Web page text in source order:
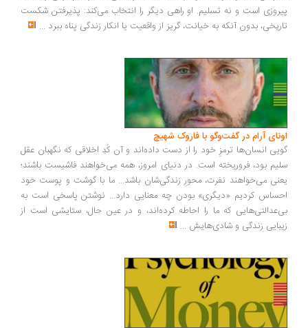
است و نه تسلیم. او راهی دیگر را انتخاب می‌کند: پذیرفتن شکست
بدون آنکه به خیانت، گریز از واقعیت یا انکار زندگی پناه ببرد...
آرام در گفت‌وگو با فاروک شهیچ‭
انسان‌ها ترمزِ خود را از دست داده‌اند و آن کُدِ اخلاقی که نگهبان عقل
بود، فروریخته است. در دنیای امروز، همه می‌خواهند فاشیست باشند؛
می‌خواهند نفرت، محورِ زندگی‌شان باشد... ما با گوشت و پوست خود
کردیم «دیگری» بودن چه معنایی دارد... نوشتن پاسخی است به
که ما را احاطه کرده‌اند، و در عین حال، ستایشی است از
زندگی و شادی‌هایش...